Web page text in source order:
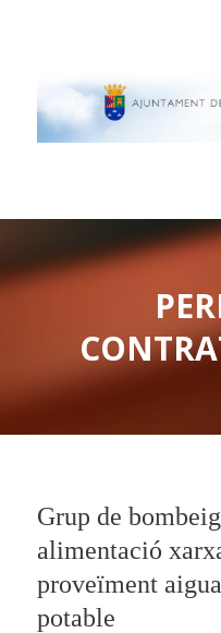
Grup de
alimentació
proveïment aigua
potable